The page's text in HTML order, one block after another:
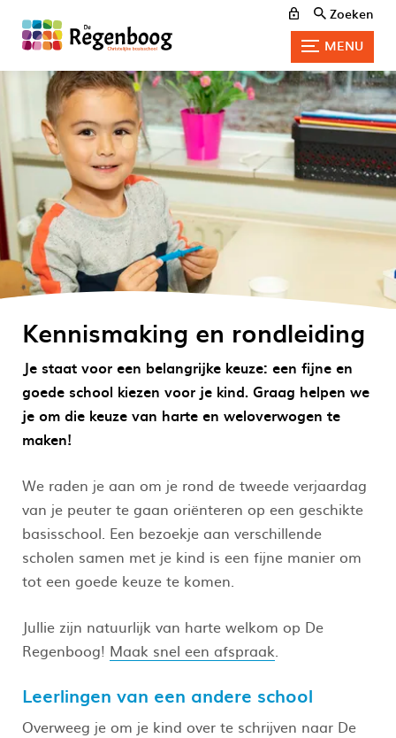
Zoeken
MENU
Kennismaking en rondleiding
Je staat voor een belangrijke keuze: een fijne en
goede school kiezen voor je kind. Graag helpen we
je om die keuze van harte en weloverwogen te
maken!
We raden je aan om je rond de tweede verjaardag
van je peuter te gaan oriënteren op een geschikte
basisschool. Een bezoekje aan verschillende
scholen samen met je kind is een fijne manier om
tot een goede keuze te komen.
Jullie zijn natuurlijk van harte welkom op De
Regenboog! Maak snel een afspraak
Leerlingen van een andere school
Overweeg je om je kind over te schrijven naar De